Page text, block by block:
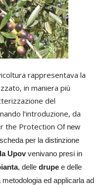
rappresentava la
in maniera più
del
l’introduzione, da
the Protection Of new
per la distinzione
Upovvenivano presi in
, delle drupe e delle
ed applicarla ad